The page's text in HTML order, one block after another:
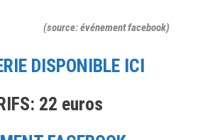
(source: événement facebook)
DISPONIBLE ICI
22 euros